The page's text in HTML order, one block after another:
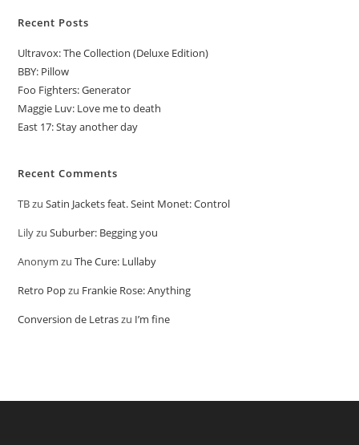
Recent Posts
Ultravox: The Collection (Deluxe Edition)
BBY: Pillow
Foo Fighters: Generator
Maggie Luv: Love me to death
East 17: Stay another day
Recent Comments
TBzuSatin Jackets feat. Seint Monet: Control
LilyzuSuburber: Begging you
Anonym zuThe Cure: Lullaby
Retro Popzu Frankie Rose: Anything
Conversion de Letraszu I’m fine